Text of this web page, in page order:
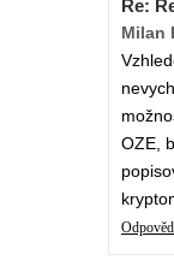
Re:
Milan
OZE,